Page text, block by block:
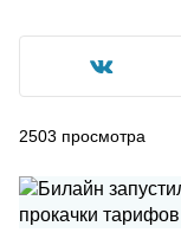
2503 просмотра